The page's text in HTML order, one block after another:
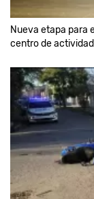
Nueva etapa para
centro de